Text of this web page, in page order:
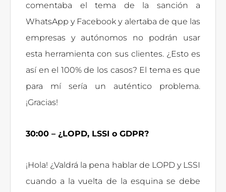
comentaba el tema de la sanción a
WhatsApp y Facebook y alertaba de que las
empresas y autónomos no podrán usar
esta herramienta con sus clientes. ¿Esto es
así en el 100% de los casos? El tema es que
para mí sería un auténtico problema.
¡Gracias!
30:00 – ¿LOPD, LSSI o GDPR?
¡Hola! ¿Valdrá la pena hablar de LOPD y LSSI
cuando a la vuelta de la esquina se debe